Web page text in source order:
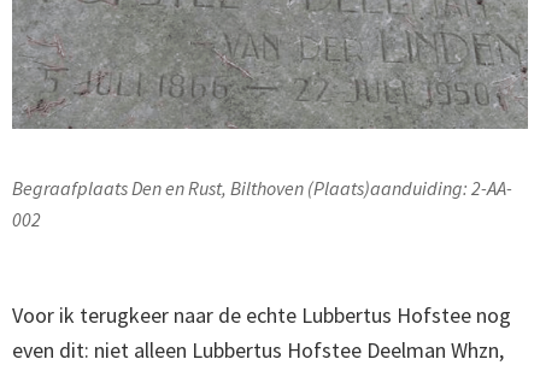
Begraafplaats Den en Rust, Bilthoven (Plaats)aanduiding: 2-AA-
002
Voor ik terugkeer naar de echte Lubbertus Hofstee nog
even dit: niet alleen Lubbertus Hofstee Deelman Whzn,